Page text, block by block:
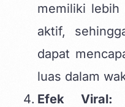
memiliki
aktif,
dapat
luas dalam
Efek Viral: